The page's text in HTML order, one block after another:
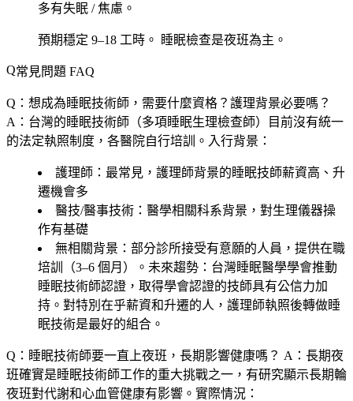
多有失眠 / 焦慮。
預期穩定 9–18 工時。 睡眠檢查是夜班為主。
常見問題 FAQ
Q：想成為睡眠技術師，需要什麼資格？護理背景必要嗎？
A：台灣的睡眠技術師（多項睡眠生理檢查師）目前沒有統一
的法定執照制度，各醫院自行培訓。入行背景：
護理師 ：最常見，護理師背景的睡眠技師薪資高、升
遷機會多
醫技/醫事技術 ：醫學相關科系背景，對生理儀器操
作有基礎
無相關背景 ：部分診所接受有意願的人員，提供在職
培訓（3–6 個月）。未來趨勢：台灣睡眠醫學學會推動
睡眠技術師認證，取得學會認證的技師具有公信力加
持。對特別在乎薪資和升遷的人，護理師執照後轉做睡
眠技術是最好的組合。
Q：睡眠技術師要一直上夜班，長期影響健康嗎？ A：長期夜
班確實是睡眠技術師工作的重大挑戰之一，有研究顯示長期輪
夜班對代謝和心血管健康有影響。實際情況：